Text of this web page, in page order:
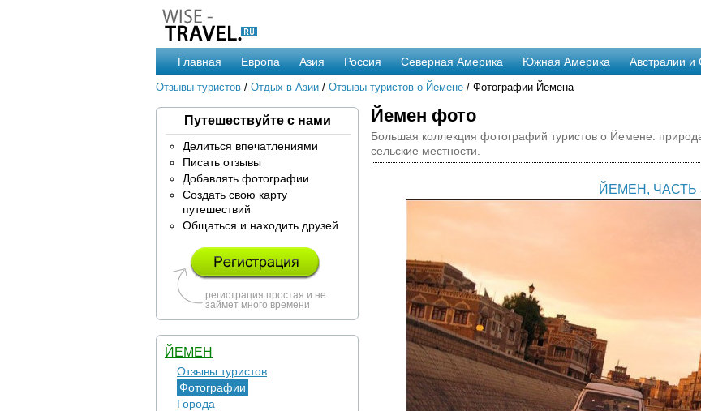
Главная Европа Азия Россия Северная Америка Южная Америка Австралии и
Отзывы туристов / Отдых в Азии / Отзывы туристов о Йемене / Фотографии Йемена
Путешествуйте с нами
Делиться впечатлениями
Писать отзывы
Добавлять фотографии
Создать свою карту
путешествий
Общаться и находить друзей
регистрация простая и не
займет много времени
ЙЕМЕН
Отзывы туристов
Фотографии
Города
Йемен фото
Большая коллекция фотографий туристов о Йемене:
сельские местности.
ЙЕМЕН, ЧАСТЬ